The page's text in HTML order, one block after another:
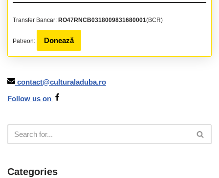
Transfer Bancar: RO47RNCB0318009831680001(BCR)
Patreon: Donează
contact@culturaladuba.ro
Follow us on
Categories